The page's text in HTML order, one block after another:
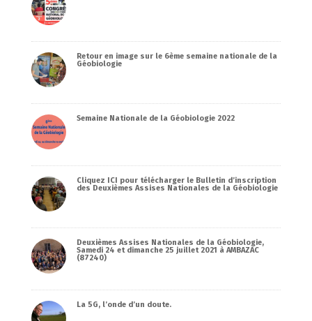
Retour en image sur le 6ème semaine nationale de la
Géobiologie
Semaine Nationale de la Géobiologie 2022
Cliquez ICI pour télécharger le Bulletin d’inscription
des Deuxièmes Assises Nationales de la Géobiologie
Deuxièmes Assises Nationales de la Géobiologie,
Samedi 24 et dimanche 25 juillet 2021 à AMBAZAC
(87240)
La 5G, l’onde d’un doute.